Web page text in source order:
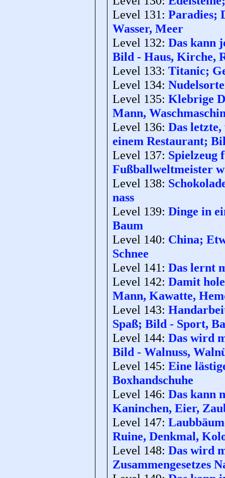
Level 131: Paradies;
Wasser, Meer
Level 132: Das kann
Bild - Haus, Kirche,
Level 133: Titanic;
Level 134:
Level 135: Klebrige
Mann,
Level 136: Das
einem Restaurant;
Level 137: Spielzeug
Fußballweltmeister
Level 138:
nass
Level 139: Dinge in
Baum
Level 140: China;
Schnee
Level 141: Das lernt
Level 142: Damit
Mann, Kawatte,
Level 143:
Spaß; Bild - Sport,
Level 144: Das wird
Bild - Walnuss,
Level 145: Eine
Boxhandschuhe
Level 146: Das kann
Kaninchen, Eier,
Level 147:
Ruine, Denkmal,
Level 148: Das wird
Zusammengesetzes